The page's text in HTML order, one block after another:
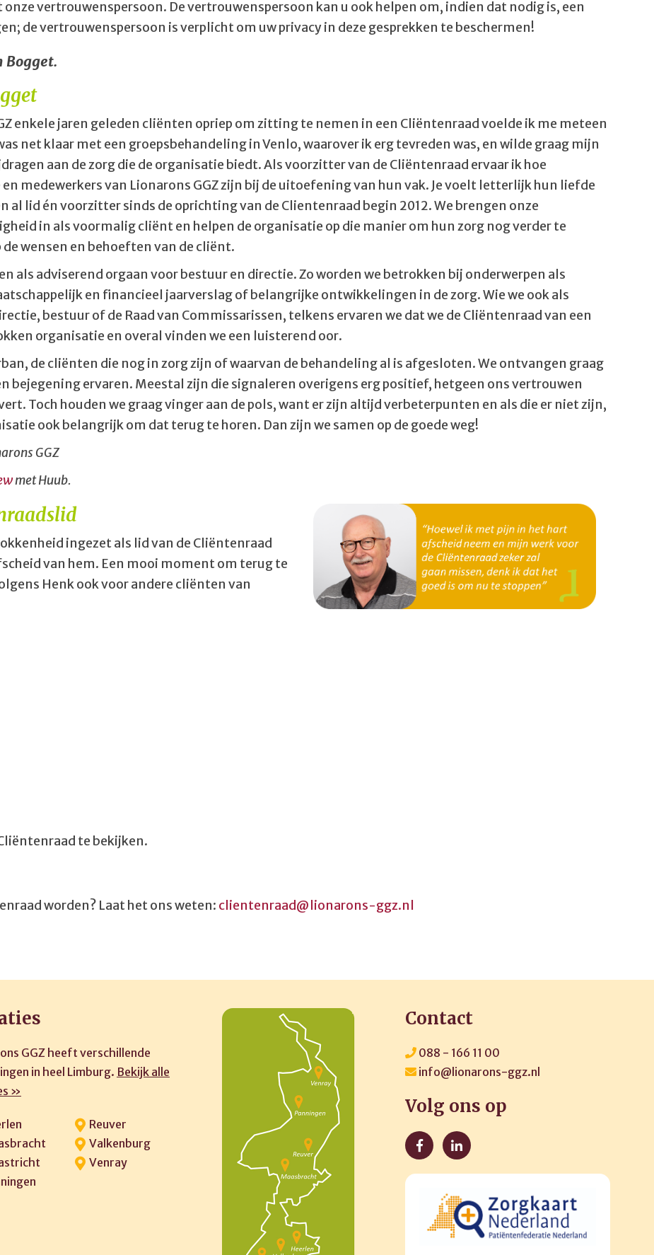
vertrouwenspersoon. De vertrouwenspersoon kan u ook helpen om, indien dat nodig is, een
de vertrouwenspersoon is verplicht om uw privacy in deze gesprekken te beschermen!
Bogget.
enkele jaren geleden cliënten opriep om zitting te nemen in een Cliëntenraad voelde ik me meteen
net klaar met een groepsbehandeling in Venlo, waarover ik erg tevreden was, en wilde graag mijn
aan de zorg die de organisatie biedt. Als voorzitter van de Cliëntenraad ervaar ik hoe
medewerkers van Lionarons GGZ zijn bij de uitoefening van hun vak. Je voelt letterlijk hun liefde
al lid én voorzitter sinds de oprichting van de Clientenraad begin 2012. We brengen onze
in als voormalig cliënt en helpen de organisatie op die manier om hun zorg nog verder te
wensen en behoeften van de cliënt.
als adviserend orgaan voor bestuur en directie. Zo worden we betrokken bij onderwerpen als
en financieel jaarverslag of belangrijke ontwikkelingen in de zorg. Wie we ook als
bestuur of de Raad van Commissarissen, telkens ervaren we dat we de Cliëntenraad van een
organisatie en overal vinden we een luisterend oor.
de cliënten die nog in zorg zijn of waarvan de behandeling al is afgesloten. We ontvangen graag
bejegening ervaren. Meestal zijn die signaleren overigens erg positief, hetgeen ons vertrouwen
Toch houden we graag vinger aan de pols, want er zijn altijd verbeterpunten en als die er niet zijn,
ook belangrijk om dat terug te horen. Dan zijn we samen op de goede weg!
GGZ
met Huub.
ingezet als lid van de Cliëntenraad
van hem. Een mooi moment om terug te
Henk ook voor andere cliënten van
te bekijken.
worden? Laat het ons weten: clientenraad@lionarons-ggz.nl
Contact
088 - 166 11 00
info@lionarons-ggz.nl
Volg ons op
GGZ heeft verschillende
in heel Limburg. Bekijk alle
»
Reuver
Valkenburg
Venray